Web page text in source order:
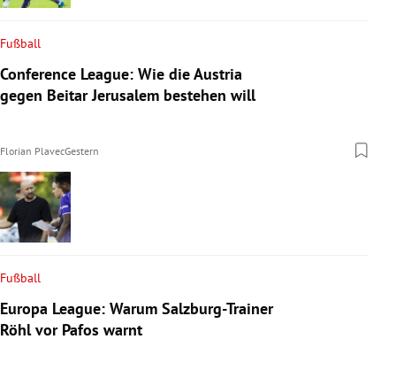
Fußball
Conference League: Wie die Austria
gegen Beitar Jerusalem bestehen will
Florian PlavecGestern
Fußball
Europa League: Warum Salzburg-Trainer
Röhl vor Pafos warnt